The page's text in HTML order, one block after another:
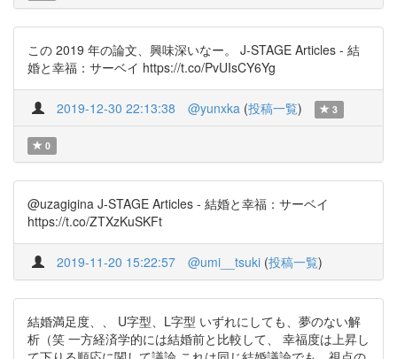
この 2019 年の論文、興味深いなー。 J-STAGE Articles - 結
婚と幸福：サーベイ https://t.co/PvUIsCY6Yg
2019-12-30 22:13:38 @yunxka (投稿一覧) 3
0
@uzagigina J-STAGE Articles - 結婚と幸福：サーベイ
https://t.co/ZTXzKuSKFt
2019-11-20 15:22:57 @umi__tsuki (投稿一覧)
結婚満足度、、 U字型、L字型 いずれにしても、夢のない解
析（笑 一方経済学的には結婚前と比較して、 幸福度は上昇し